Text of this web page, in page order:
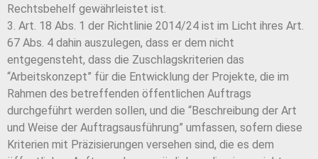
Rechtsbehelf gewährleistet ist.
3. Art. 18 Abs. 1 der Richtlinie 2014/24 ist im Licht ihres Art.
67 Abs. 4 dahin auszulegen, dass er dem nicht
entgegensteht, dass die Zuschlagskriterien das
“Arbeitskonzept” für die Entwicklung der Projekte, die im
Rahmen des betreffenden öffentlichen Auftrags
durchgeführt werden sollen, und die “Beschreibung der Art
und Weise der Auftragsausführung” umfassen, sofern diese
Kriterien mit Präzisierungen versehen sind, die es dem